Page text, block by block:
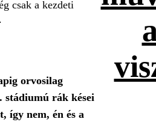
csak a kezdeti
orvosilag
stádiumú rák kései
így nem, én és a